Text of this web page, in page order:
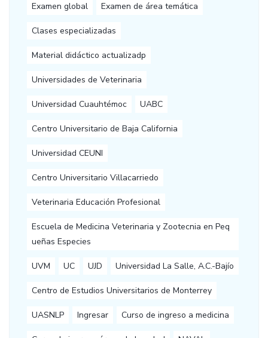
Examen global Examen de área temática
Clases especializadas
Material didáctico actualizadp
Universidades de Veterinaria
Universidad Cuauhtémoc UABC
Centro Universitario de Baja California
Universidad CEUNI
Centro Universitario Villacarriedo
Veterinaria Educación Profesional
Escuela de Medicina Veterinaria y Zootecnia en Peq
ueñas Especies
UVM UC UJD Universidad La Salle, A.C.-Bajío
Centro de Estudios Universitarios de Monterrey
UASNLP Ingresar Curso de ingreso a medicina